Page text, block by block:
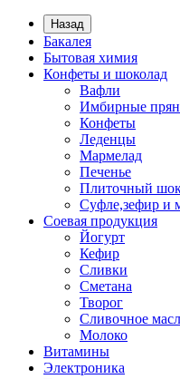
Назад
Бакалея
Бытовая химия
Конфеты и шоколад
Вафли
Имбирные
Конфеты
Леденцы
Мармелад
Печенье
Плиточный
Суфле,зефир и
Соевая продукция
Йогурт
Кефир
Сливки
Сметана
Творог
Сливочное
Молоко
Витамины
Электроника